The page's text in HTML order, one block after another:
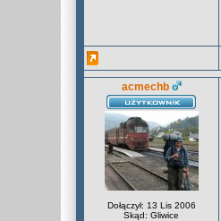
acmechb
Dołączył: 13 Lis 2006
Skąd: Gliwice